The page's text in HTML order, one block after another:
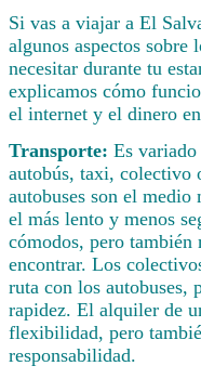
Si vas a viajar a El
algunos aspectos sobre
necesitar durante tu
explicamos cómo
el internet y el dinero
Transporte: Es
autobús, taxi, colectivo
autobuses son el
el más lento y menos
cómodos, pero también
encontrar. Los
ruta con los autobuses,
rapidez. El alquiler de
flexibilidad, pero
responsabilidad.